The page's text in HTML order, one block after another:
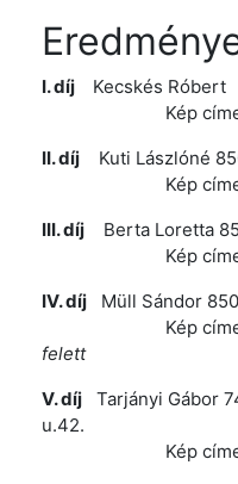
I. díj
Kecskés Róbert
Kép
II. díj Kuti Lászlóné
Kép
III. díj Berta Loretta
Kép
IV. díj Müll Sándor
Kép
felett
V. díj Tarjányi Gábor
u.42.
Kép